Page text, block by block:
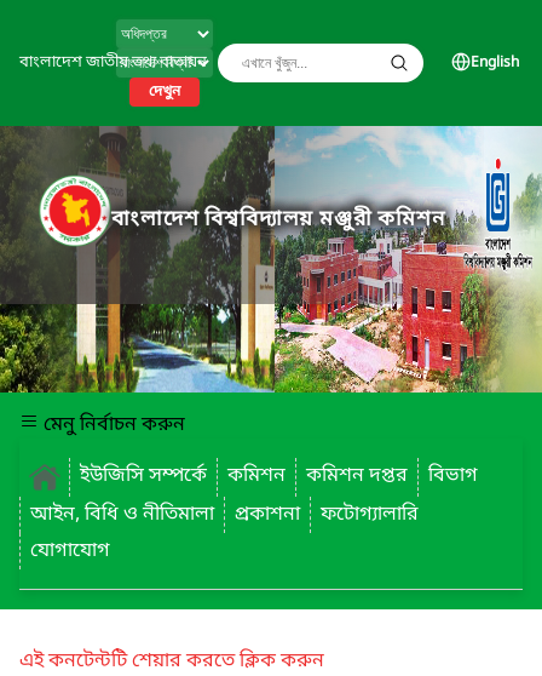
বাংলাদেশ জাতীয় তথ্য বাতায়ন
দেখুন
English
বাংলাদেশ বিশ্ববিদ্যালয় মঞ্জুরী কমিশন
মেনু নির্বাচন করুন
ইউজিসি সম্পর্কে
কমিশন কমিশন দপ্তর
বিভাগ
আইন, বিধি ও নীতিমালা
প্রকাশনা
ফটোগ্যালারি
যোগাযোগ
এই কনটেন্টটি শেয়ার করতে ক্লিক করুন